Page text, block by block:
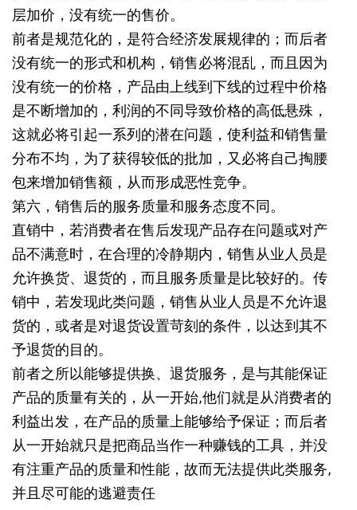
层加价，没有统一的售价。
前者是规范化的，是符合经济发展规律的；而后者
没有统一的形式和机构，销售必将混乱，而且因为
没有统一的价格，产品由上线到下线的过程中价格
是不断增加的，利润的不同导致价格的高低悬殊，
这就必将引起一系列的潜在问题，使利益和销售量
分布不均，为了获得较低的批加，又必将自己掏腰
包来增加销售额，从而形成恶性竞争。
第六，销售后的服务质量和服务态度不同。
直销中，若消费者在售后发现产品存在问题或对产
品不满意时，在合理的冷静期内，销售从业人员是
允许换货、退货的，而且服务质量是比较好的。传
销中，若发现此类问题，销售从业人员是不允许退
货的，或者是对退货设置苛刻的条件，以达到其不
予退货的目的。
前者之所以能够提供换、退货服务，是与其能保证
产品的质量有关的，从一开始,他们就是从消费者的
利益出发，在产品的质量上能够给予保证；而后者
从一开始就只是把商品当作一种赚钱的工具，并没
有注重产品的质量和性能，故而无法提供此类服务,
并且尽可能的逃避责任